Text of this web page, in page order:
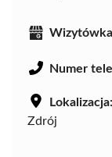
Numer
Lokalizacja:
Zdrój